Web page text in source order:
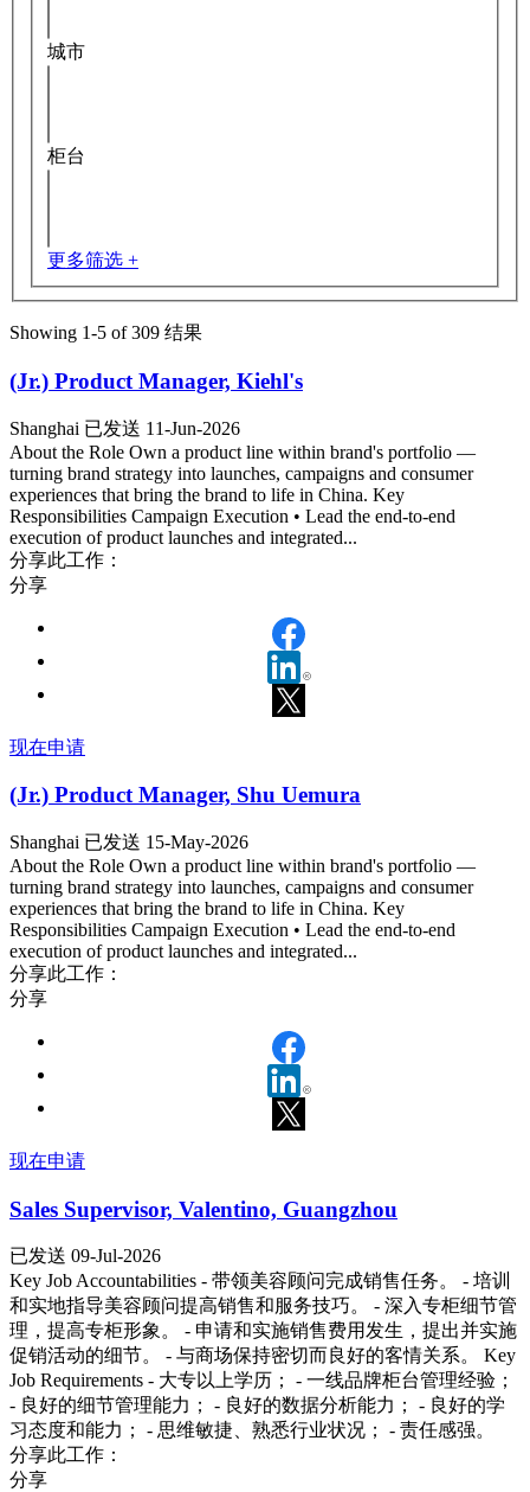
城市
柜台
更多筛选 +
Showing 1-5 of309 结果
(Jr.) Product Manager, Kiehl's
Shanghai 已发送 11-Jun-2026
About the Role Own a product line within brand's portfolio —
turning brand strategy into launches, campaigns and consumer
experiences that bring the brand to life in China. Key
Responsibilities Campaign Execution • Lead the end-to-end
execution of product launches and integrated...
分享此工作：
分享
现在申请
(Jr.) Product Manager, Shu Uemura
Shanghai 已发送 15-May-2026
About the Role Own a product line within brand's portfolio —
turning brand strategy into launches, campaigns and consumer
experiences that bring the brand to life in China. Key
Responsibilities Campaign Execution • Lead the end-to-end
execution of product launches and integrated...
分享此工作：
分享
现在申请
Sales Supervisor, Valentino, Guangzhou
已发送 09-Jul-2026
Key Job Accountabilities - 带领美容顾问完成销售任务。 - 培训
和实地指导美容顾问提高销售和服务技巧。 - 深入专柜细节管
理，提高专柜形象。 - 申请和实施销售费用发生，提出并实施
促销活动的细节。 - 与商场保持密切而良好的客情关系。 Key
Job Requirements - 大专以上学历； - 一线品牌柜台管理经验；
- 良好的细节管理能力； - 良好的数据分析能力； - 良好的学
习态度和能力； - 思维敏捷、熟悉行业状况； - 责任感强。
分享此工作：
分享